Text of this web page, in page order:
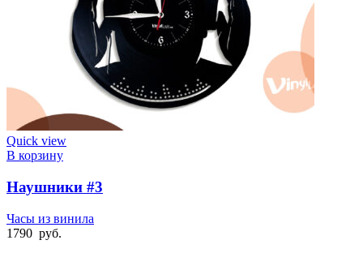
Quick view
В корзину
Наушники #3
Часы из винила
1790 руб.